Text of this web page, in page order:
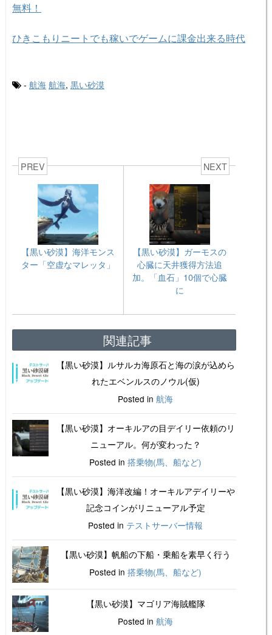
無料！
ひきこもりニートでも稼いでゲームに課金出来る時代
- 航海 航海, 黒い砂漠
PREV
【黒い砂漠】海洋モンス
ター「空虚なマレッタ」
NEXT
【黒い砂漠】ガーモスの
心臓に天井獲得方法追
加。「血石」10個で心臓
に
関連記事
【黒い砂漠】ルサルカ海原石と海の涙が込めら
れたエベンルスのノウル(仮)
Posted in 航海
【黒い砂漠】オーキルアの目デイリー依頼のリ
ニューアル。何が変わった？
Posted in 搭乗物(馬、船など)
【黒い砂漠】海洋改編！オーキルアデイリーや
記念コインがリニューアル予定
Posted in テストサーバー情報
【黒い砂漠】帆船の下船・乗船を素早く行う
Posted in 搭乗物(馬、船など)
【黒い砂漠】マゴリア海賊艦隊
Posted in 航海